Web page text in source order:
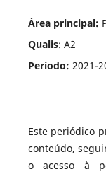
Área principal:
Qualis: A2
Período: 2021-
Este periódico
conteúdo,
o acesso à